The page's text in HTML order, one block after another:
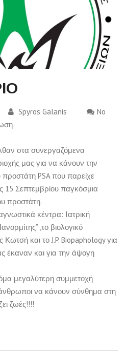
Spyros Galanis
No
στα συνεργαζόμενα
μας για να κάνουν την
προστάτη PSA που παρείχε
15 Σεπτεμβρίου παγκόσμια
προστάτη.
κέντρα: Iατρική
,το βιολογικό
και το J.P. Biopaphology για
έκαναν και για την άψογη
μεγαλύτερη συμμετοχή
να κάνουν σύνθημα στη
ζωές!!!!